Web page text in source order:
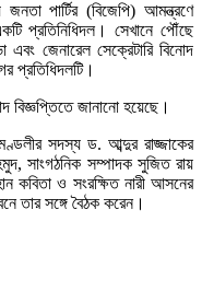
পার্টির (বিজেপি) আমন্ত্রণে
প্রতিনিধিদল। সেখানে পৌঁছে
জেনারেল সেক্রেটারি বিনোদ
প্রতিধিদলটি।
জানানো হয়েছে।
সদস্য ড. আব্দুর রাজ্জাকের
সাংগঠনিক সম্পাদক সুজিত রায়
কবিতা ও সংরক্ষিত নারী আসনের
তার সঙ্গে বৈঠক করেন।